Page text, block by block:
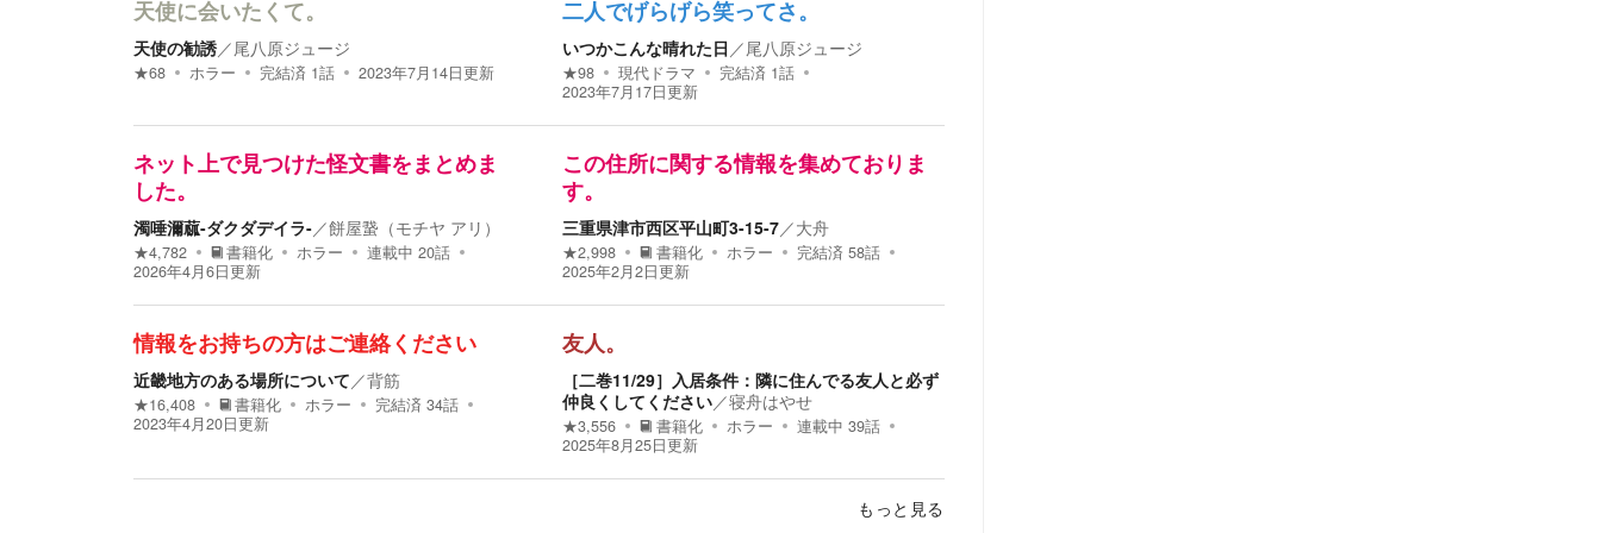
天使に会いたくて。
天使の勧誘／尾八原ジュージ
★68 ホラー 完結済 1話 2023年7月14日更新
二人でげらげら笑ってさ。
いつかこんな晴れた日 ／尾八原ジュージ
★98 現代ドラマ 完結済 1話
2023年7月17日更新
ネット上で見つけた怪文書をまとめま
した。
濁唾濔蓏-ダクダデイラ-／餅屋䖸（モチヤ アリ）
★4,782 書籍化 ホラー 連載中 20話
2026年4月6日更新
この住所に関する情報を集めておりま
す。
三重県津市西区平山町3-15-7／大舟
★2,998 書籍化 ホラー 完結済 58話
2025年2月2日更新
情報をお持ちの方はご連絡ください
近畿地方のある場所について／背筋
★16,408 書籍化 ホラー 完結済 34話
2023年4月20日更新
友人。
［二巻11/29］入居条件：隣に住んでる友人と必ず
仲良くしてください／寝舟はやせ
★3,556 書籍化 ホラー 連載中 39話
2025年8月25日更新
もっと見る